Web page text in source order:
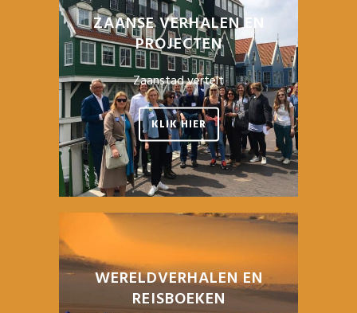
ZAANSE VERHALEN EN
PROJECTEN
Zaanstad vertelt
KLIK HIER
WERELDVERHALEN EN
REISBOEKEN